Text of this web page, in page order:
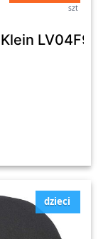
szt
dzieci